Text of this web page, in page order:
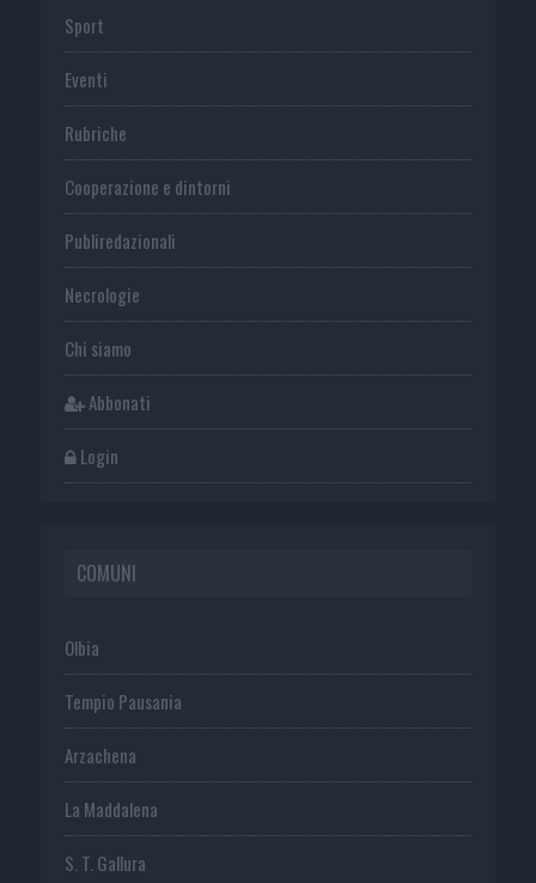
Sport
Eventi
Rubriche
Cooperazione e dintorni
Publiredazionali
Necrologie
Chi siamo
Abbonati
Login
COMUNI
Olbia
Tempio Pausania
Arzachena
La Maddalena
S. T. Gallura